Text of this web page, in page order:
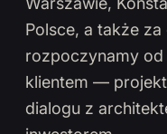
Polsce, a także
rozpoczynamy
klientem —
dialogu z